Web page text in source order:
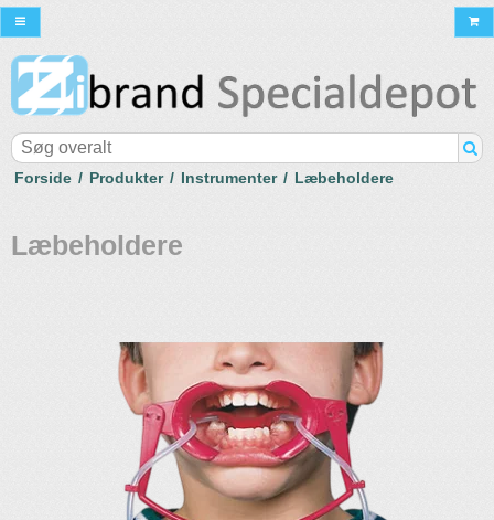
Forside / Produkter / Instrumenter / Læbeholdere
Læbeholdere